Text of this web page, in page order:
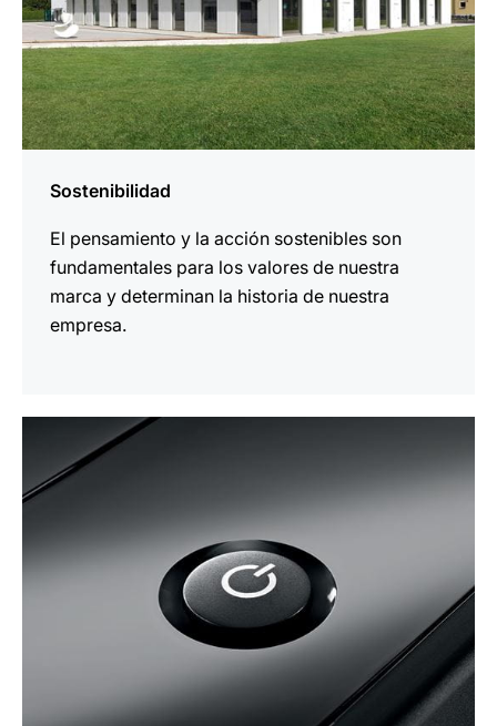
Sostenibilidad
El pensamiento y la acción sostenibles son
fundamentales para los valores de nuestra
marca y determinan la historia de nuestra
empresa.
información